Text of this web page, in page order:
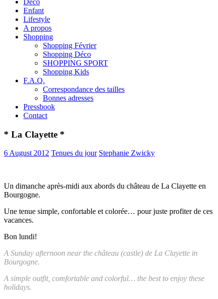
Déco
Enfant
Lifestyle
A propos
Shopping
Shopping Février
Shopping Déco
SHOPPING SPORT
Shopping Kids
F.A.Q.
Correspondance des tailles
Bonnes adresses
Pressbook
Contact
* La Clayette *
6 August 2012 Tenues du jour Stephanie Zwicky
Un dimanche après-midi aux abords du château de La Clayette en
Bourgogne.
Une tenue simple, confortable et colorée… pour juste profiter de ces
vacances.
Bon lundi!
A Sunday afternoon near the château (castle) de La Clayette in
Bourgogne.
A simple outfit, comfortable and colorful… the best to enjoy these
holidays.